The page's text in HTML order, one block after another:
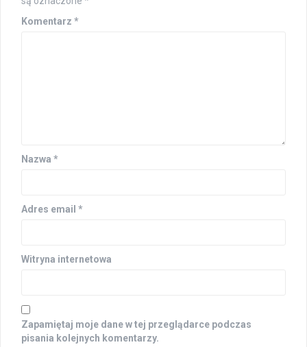
Komentarz *
Nazwa *
Adres email *
Witryna internetowa
Zapamiętaj moje dane w tej przeglądarce podczas
pisania kolejnych komentarzy.